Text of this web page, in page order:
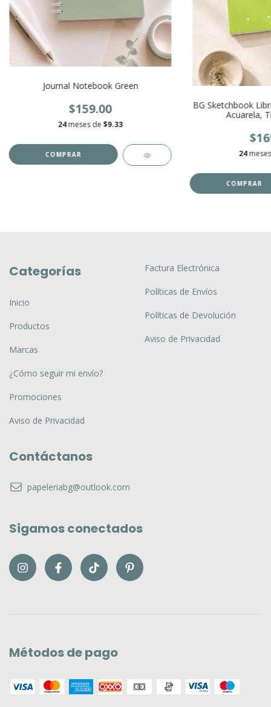
Journal Notebook Green
$159.00
24meses de$9.33
COMPRAR
BG Sketchbook
Acuarela,
24
COMPRAR
Categorías
Inicio
Productos
Marcas
¿Cómo seguir mi envío?
Promociones
Aviso de Privacidad
Factura Electrónica
Políticas de Envíos
Políticas de Devolución
Aviso de Privacidad
Contáctanos
papeleriabg@outlook.com
Sigamos conectados
Métodos de pago